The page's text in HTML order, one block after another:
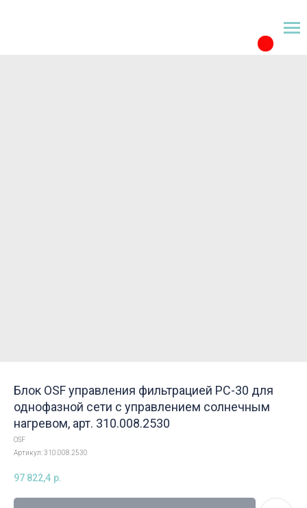
Блок OSF управления фильтрацией PC-30 для
однофазной сети с управлением солнечным
нагревом, арт. 310.008.2530
OSF
Артикул:310.008.2530
97 822,4 р.